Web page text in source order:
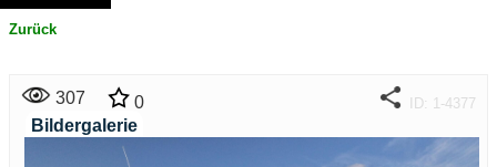
Zurück
307 0 ID: 1-4377
Bildergalerie